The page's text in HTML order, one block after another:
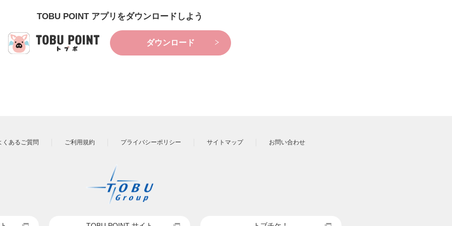
TOBU POINT アプリをダウンロードしよう
ダウンロード
くあるご質問 ご利用規約 プライバシーポリシー サイトマップ お問い合わせ